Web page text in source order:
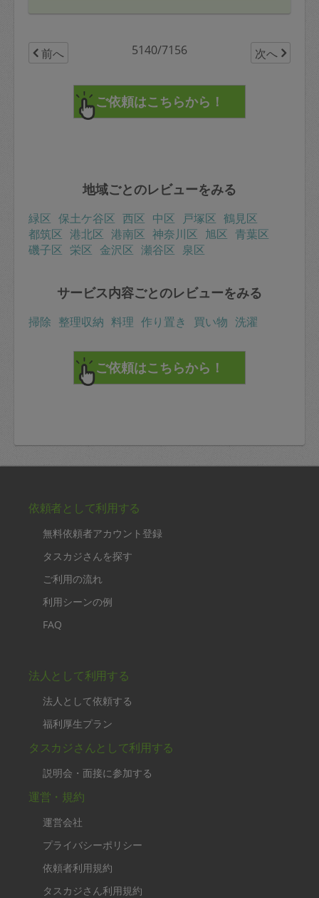
謝の気持ちでいっぱいです。
・水回り（キッチン・浴室・洗面所）
・部屋全体の掃除機がけ＋全体的にはたきでホコリ取り
・ソファーの掃除機掛けとコロコロ掛け
・浴室の排水口を通常のお掃除＋パイプユニッシュ
・ベッドのシーツ交換
・洗濯物畳み
ていただいていたのでそういう点も含めた作業量なのか
もしれませんが、それでも毎回あっちもこっちもキレイ
になっていて、帰宅時に感激しまくっています。
是非またお願いいたします！
ありがとうございました。
前へ 5140/7156 次へ
地域ごとのレビューをみる
緑区 保土ケ谷区 西区 中区 戸塚区 鶴見区
都筑区 港北区 港南区 神奈川区 旭区 青葉区
磯子区 栄区 金沢区 瀬谷区 泉区
サービス内容ごとのレビューをみる
掃除 整理収納 料理 作り置き 買い物 洗濯
依頼者として利用する
無料依頼者アカウント登録
タスカジさんを探す
ご利用の流れ
利用シーンの例
FAQ
法人として利用する
法人として依頼する
福利厚生プラン
タスカジさんとして利用する
説明会・面接に参加する
運営・規約
運営会社
プライバシーポリシー
依頼者利用規約
タスカジさん利用規約